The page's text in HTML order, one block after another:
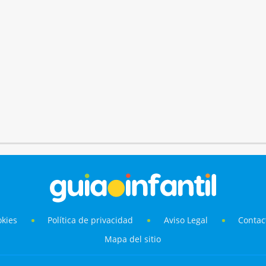
Política de privacidad Aviso Legal
Mapa del sitio